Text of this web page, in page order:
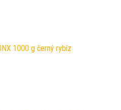
1000 g černý rybíz
byla: 450 Kč.
cena je: 405 Kč.